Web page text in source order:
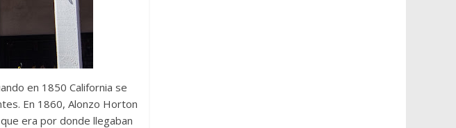
en 1850 California se
En 1860, Alonzo Horton
era por donde llegaban